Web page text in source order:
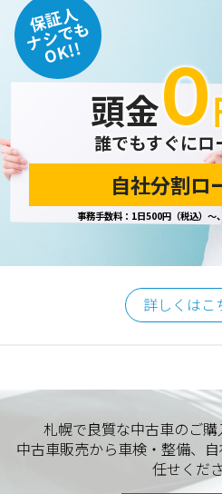
個人情報の訂正･削除・開示
ご本人から、登録されている個
開示の請求があった場合は、迅
当ホームページが保有する個人
正・削除・開示等に関するお問
個人情報保護担当窓口
当社の「個人情報の取扱い」に関
クロムオート
〒002-0865 札幌市北区屯田町740
TEL／011-790-7766FAX／011-
E-mail：info@chromeauto.co.jp
保証人
ナシでも
OK!!
頭金
誰でもすぐにロ
自社分割ロ
事務手数料：1日500円（税込）
詳しくはこ
札幌で良質な中古車のご
中古車販売から車検・整備、
任せくだ